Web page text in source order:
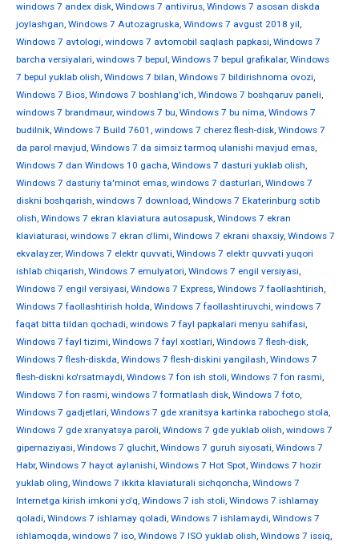
windows 7 andex disk, Windows 7 antivirus, Windows 7 asosan diskda
joylashgan, Windows 7 Autozagruska, Windows 7 avgust 2018 yil,
Windows 7 avtologi, windows 7 avtomobil saqlash papkasi, Windows 7
barcha versiyalari, windows 7 bepul, Windows 7 bepul grafikalar, Windows
7 bepul yuklab olish, Windows 7 bilan, Windows 7 bildirishnoma ovozi,
Windows 7 Bios, Windows 7 boshlang'ich, Windows 7 boshqaruv paneli,
windows 7 brandmaur, windows 7 bu, Windows 7 bu nima, Windows 7
budilnik, Windows 7 Build 7601 , windows 7 cherez flesh-disk, Windows 7
da parol mavjud, Windows 7 da simsiz tarmoq ulanishi mavjud emas,
Windows 7 dan Windows 10 gacha, Windows 7 dasturi yuklab olish,
Windows 7 dasturiy ta'minot emas, windows 7 dasturlari, Windows 7
diskni boshqarish, windows 7 download, Windows 7 Ekaterinburg sotib
olish, Windows 7 ekran klaviatura autosapusk, Windows 7 ekran
klaviaturasi, windows 7 ekran o'limi, Windows 7 ekrani shaxsiy, Windows 7
ekvalayzer, Windows 7 elektr quvvati, Windows 7 elektr quvvati yuqori
ishlab chiqarish, Windows 7 emulyatori, Windows 7 engil versiyasi,
Windows 7 engil versiyasi, Windows 7 Express, Windows 7 faollashtirish,
Windows 7 faollashtirish holda, Windows 7 faollashtiruvchi, windows 7
faqat bitta tildan qochadi, windows 7 fayl papkalari menyu sahifasi,
Windows 7 fayl tizimi, Windows 7 fayl xostlari, Windows 7 flesh-disk,
Windows 7 flesh-diskda, Windows 7 flesh-diskini yangilash, Windows 7
flesh-diskni ko'rsatmaydi, Windows 7 fon ish stoli, Windows 7 fon rasmi,
Windows 7 fon rasmi, windows 7 formatlash disk, Windows 7 foto,
Windows 7 gadjetlari, Windows 7 gde xranitsya kartinka rabochego stola,
Windows 7 gde xranyatsya paroli, Windows 7 gde yuklab olish, windows 7
gipernaziyasi, Windows 7 gluchit, Windows 7 guruh siyosati, Windows 7
Habr, Windows 7 hayot aylanishi, Windows 7 Hot Spot, Windows 7 hozir
yuklab oling, Windows 7 ikkita klaviaturali sichqoncha, Windows 7
Internetga kirish imkoni yo'q, Windows 7 ish stoli, Windows 7 ishlamay
qoladi, Windows 7 ishlamay qoladi, Windows 7 ishlamaydi, Windows 7
ishlamoqda, windows 7 iso, Windows 7 ISO yuklab olish, Windows 7 issiq,